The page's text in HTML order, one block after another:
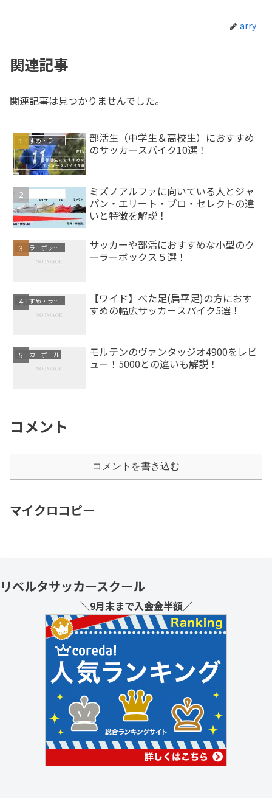
arry
関連記事
関連記事は見つかりませんでした。
おすすめ・ランキング
部活生（中学生＆高校生）におすすめ
のサッカースパイク10選！
ミズノアルファに向いている人とジャ
パン・エリート・プロ・セレクトの違
いと特徴を解説！
クーラーボックス
サッカーや部活におすすめな小型のク
ーラーボックス５選！
おすすめ・ランキング
【ワイド】べた足(扁平足)の方におす
すめの幅広サッカースパイク5選！
サッカーボール
モルテンのヴァンタッジオ4900をレビ
ュー！5000との違いも解説！
コメント
コメントを書き込む
マイクロコピー
リベルタサッカースクール
＼9月末まで入会金半額／